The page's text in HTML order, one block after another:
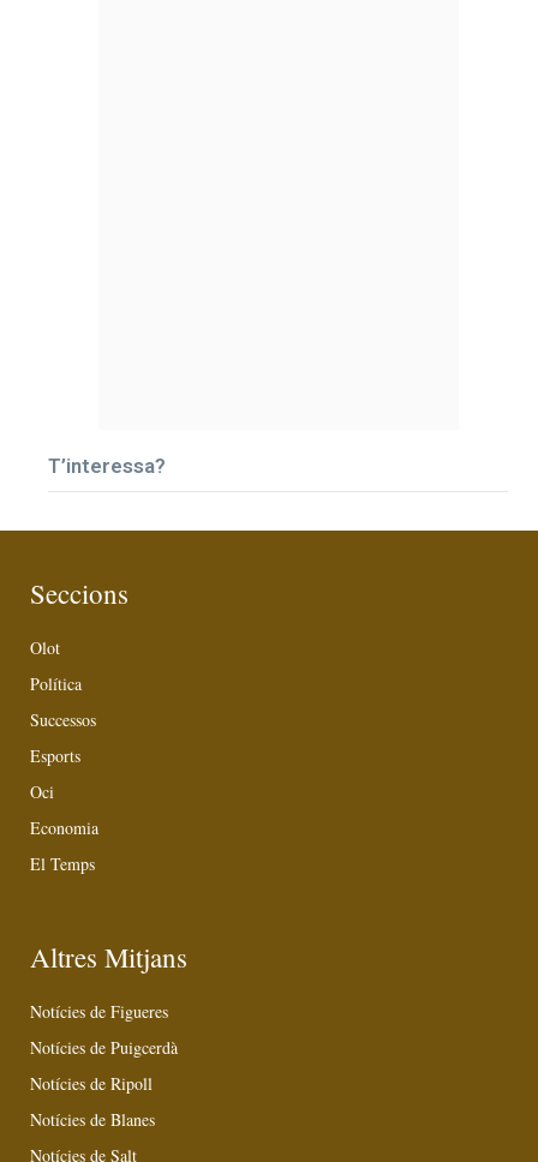
T’interessa?
Seccions
Olot
Política
Successos
Esports
Oci
Economia
El Temps
Altres Mitjans
Notícies de Figueres
Notícies de Puigcerdà
Notícies de Ripoll
Notícies de Blanes
Notícies de Salt